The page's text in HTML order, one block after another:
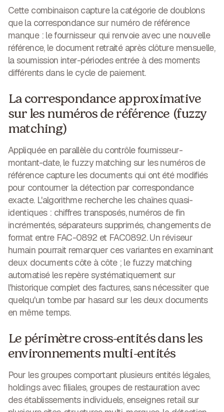
Cette combinaison capture la catégorie de doublons
que la correspondance sur numéro de référence
manque : le fournisseur qui renvoie avec une nouvelle
référence, le document retraité après clôture mensuelle,
la soumission inter-périodes entrée à des moments
différents dans le cycle de paiement.
La correspondance approximative
sur les numéros de référence (fuzzy
matching)
Appliquée en parallèle du contrôle fournisseur-
montant-date, le fuzzy matching sur les numéros de
référence capture les documents qui ont été modifiés
pour contourner la détection par correspondance
exacte. L'algorithme recherche les chaînes quasi-
identiques : chiffres transposés, numéros de fin
incrémentés, séparateurs supprimés, changements de
format entre FAC-0892 et FAC0892. Un réviseur
humain pourrait remarquer ces variantes en examinant
deux documents côte à côte ; le fuzzy matching
automatisé les repère systématiquement sur
l'historique complet des factures, sans nécessiter que
quelqu'un tombe par hasard sur les deux documents
en même temps.
Le périmètre cross-entités dans les
environnements multi-entités
Pour les groupes comportant plusieurs entités légales,
holdings avec filiales, groupes de restauration avec
des établissements individuels, enseignes retail sur